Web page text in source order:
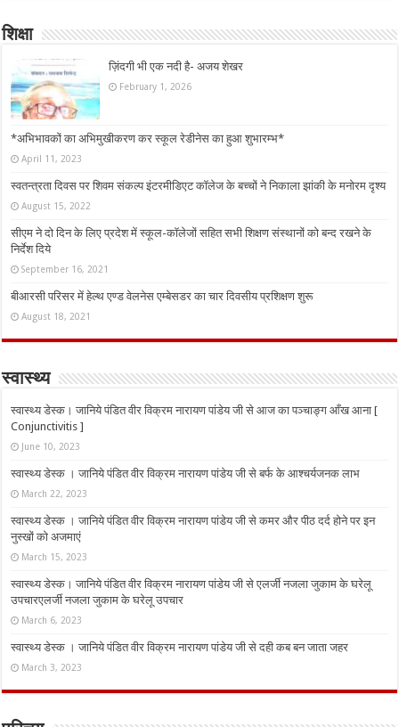
शिक्षा
ज़िंदगी भी एक नदी है- अजय शेखर
February 1, 2026
*अभिभावकों का अभिमुखीकरण कर स्कूल रेडीनेस का हुआ शुभारम्भ*
April 11, 2023
स्वतन्त्रता दिवस पर शिवम संकल्प इंटरमीडिएट कॉलेज के बच्चों ने निकाला झांकी के मनोरम दृश्य
August 15, 2022
सीएम ने दो दिन के लिए प्रदेश में स्कूल-कॉलेजों सहित सभी शिक्षण संस्थानों को बन्द रखने के
निर्देश दिये
September 16, 2021
बीआरसी परिसर में हेल्थ एण्ड वेलनेस एम्बेसडर का चार दिवसीय प्रशिक्षण शुरू
August 18, 2021
स्वास्थ्य
स्वास्थ्य डेस्क। जानिये पंडित वीर विक्रम नारायण पांडेय जी से आज का पञ्चाङ्ग आँख आना [
Conjunctivitis ]
June 10, 2023
स्वास्थ्य डेस्क । जानिये पंडित वीर विक्रम नारायण पांडेय जी से बर्फ के आश्चर्यजनक लाभ
March 22, 2023
स्वास्थ्य डेस्क । जानिये पंडित वीर विक्रम नारायण पांडेय जी से कमर और पीठ दर्द होने पर इन
नुस्‍खों को अजमाएं
March 15, 2023
स्वास्थ्य डेस्क। जानिये पंडित वीर विक्रम नारायण पांडेय जी से एलर्जी नजला जुकाम के घरेलू
उपचारएलर्जी नजला जुकाम के घरेलू उपचार
March 6, 2023
स्वास्थ्य डेस्क । जानिये पंडित वीर विक्रम नारायण पांडेय जी से दही कब बन जाता जहर
March 3, 2023